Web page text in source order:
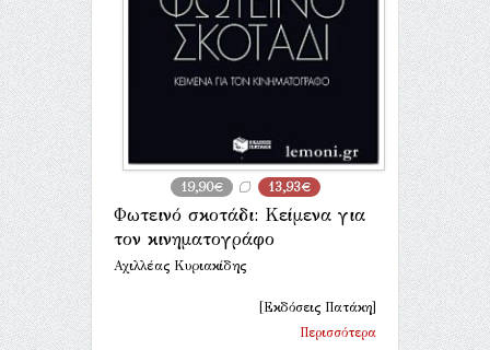
19,90€ 13,93€
Φωτεινό σκοτάδι: Κείμενα για
τον κινηματογράφο
Αχιλλέας Κυριακίδης
[Εκδόσεις Πατάκη]
Περισσότερα